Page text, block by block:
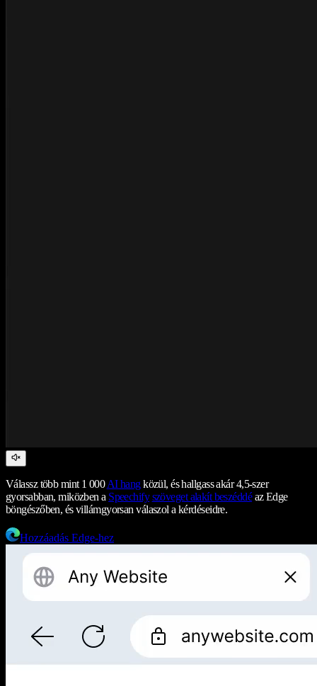
Válassz több mint 1 000AI hangközül, és hallgass akár 4,5-szer
gyorsabban, miközben a Speechify szöveget alakít beszéddéaz Edge
böngészőben, és villámgyorsan válaszol a kérdéseidre.
Hozzáadás Edge-hez